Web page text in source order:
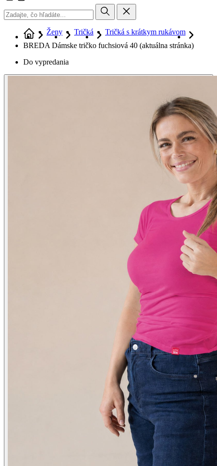
Ženy Tričká
Tričká s krátkym rukávom
BREDA Dámske tričko fuchsiová 40 (aktuálna stránka)
Do vypredania